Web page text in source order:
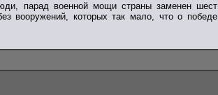
парад военной мощи страны заменен
вооружений, которых так мало, что о